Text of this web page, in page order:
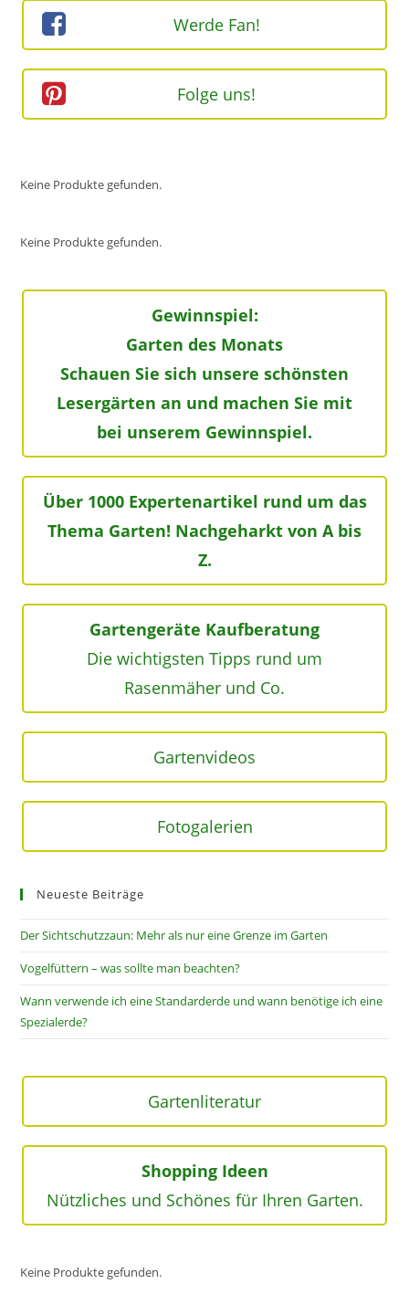
Werde Fan!
Folge uns!
Keine Produkte gefunden.
Keine Produkte gefunden.
Gewinnspiel:
Garten des Monats
Schauen Sie sich unsere schönsten
Lesergärten an und machen Sie mit
bei unserem Gewinnspiel.
Über 1000 Expertenartikel rund um das
Thema Garten! Nachgeharkt von A bis
Z.
Gartengeräte Kaufberatung
Die wichtigsten Tipps rund um
Rasenmäher und Co.
Gartenvideos
Fotogalerien
Neueste Beiträge
Der Sichtschutzzaun: Mehr als nur eine Grenze im Garten
Vogelfüttern – was sollte man beachten?
Wann verwende ich eine Standarderde und wann benötige ich eine
Spezialerde?
Gartenliteratur
Shopping Ideen
Nützliches und Schönes für Ihren Garten.
Keine Produkte gefunden.